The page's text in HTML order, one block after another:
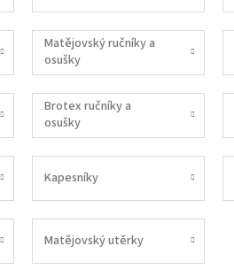
Matějovský ručníky a
osušky
Brotex ručníky a
osušky
Kapesníky
Matějovský utěrky